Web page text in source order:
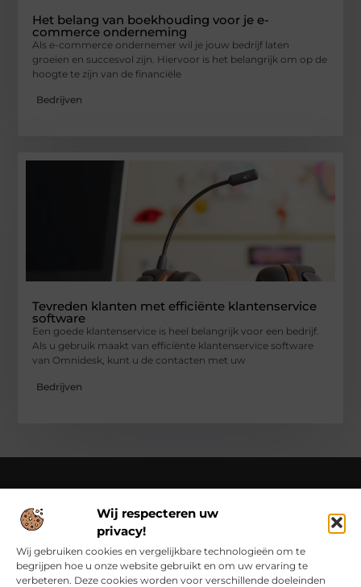
Wij respecteren uw
privacy!
Wij gebruiken cookies en vergelijkbare technologieën om te
begrijpen hoe u onze website gebruikt en om uw ervaring te
verbeteren. Deze cookies worden voor verschillende doeleinden
Het belang van boekhouding voor je e-
commerce onderneming
Als e-commerce ondernemer wil je jouw bedrijf laten
groeien en succesvol zijn. Hiervoor is het belangrijk om op de
hoogte te zijn van de financiële
Bedrijven
Tevreden klanten met efficiënte klantenservice
software
Een goede klantenservice is heel belangrijk voor een bedrijf.
Als u gebruik maakt van efficiënte klantenservice software
van Omnidesk, kunt u de contacten met uw
Bedrijven
Over Class Actions
Classactions.nl – Van dagelijkse inspiratie tot bijzondere
verhalen.
Verken artikelen en blogs die je informeren,
inspireren en bewust maken van alles wat er speelt in de
wereld.